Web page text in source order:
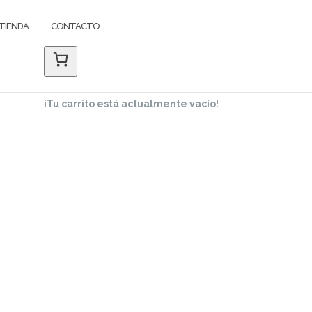
CONTACTO
¡Tu carrito está actualmente vacío!